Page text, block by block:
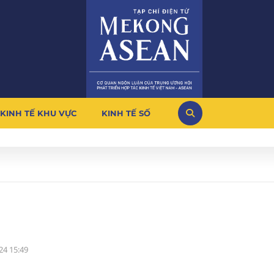
KINH TẾ KHU VỰC KINH TẾ SỐ
15:49